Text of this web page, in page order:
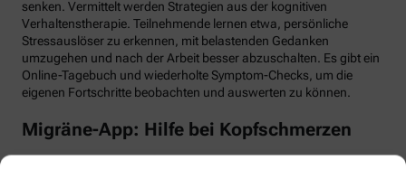
senken. Vermittelt werden Strategien aus der kognitiven
Verhaltenstherapie. Teilnehmende lernen etwa, persönliche
Stressauslöser zu erkennen, mit belastenden Gedanken
umzugehen und nach der Arbeit besser abzuschalten. Es gibt ein
Online-Tagebuch und wiederholte Symptom-Checks, um die
eigenen Fortschritte beobachten und auswerten zu können.
Migräne-App: Hilfe bei Kopfschmerzen